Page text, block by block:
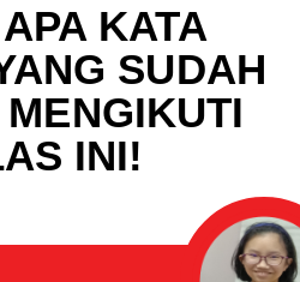
KATA
SUDAH
INI!